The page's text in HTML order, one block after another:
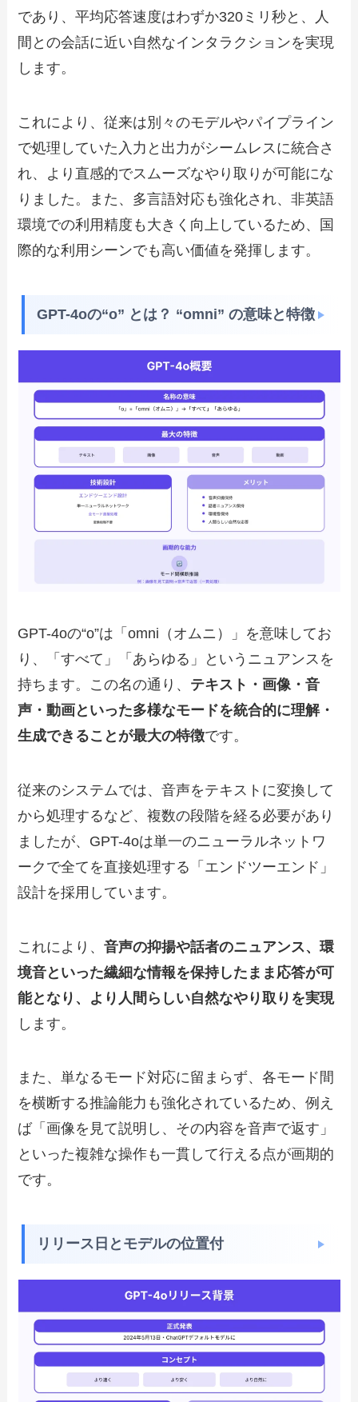
であり、平均応答速度はわずか320ミリ秒と、人
間との会話に近い自然なインタラクションを実現
します。
これにより、従来は別々のモデルやパイプライン
で処理していた入力と出力がシームレスに統合さ
れ、より直感的でスムーズなやり取りが可能にな
りました。また、多言語対応も強化され、非英語
環境での利用精度も大きく向上しているため、国
際的な利用シーンでも高い価値を発揮します。
GPT-4oの“o” とは？ “omni” の意味と特徴
GPT-4oの“o”は「omni（オムニ）」を意味してお
り、「すべて」「あらゆる」というニュアンスを
持ちます。この名の通り、 テキスト・画像・音
声・動画といった多様なモードを統合的に理解・
生成できることが最大の特徴です。
従来のシステムでは、音声をテキストに変換して
から処理するなど、複数の段階を経る必要があり
ましたが、GPT-4oは単一のニューラルネットワ
ークで全てを直接処理する「エンドツーエンド」
設計を採用しています。
これにより、音声の抑揚や話者のニュアンス、環
境音といった繊細な情報を保持したまま応答が可
能となり、より人間らしい自然なやり取りを実現
します。
また、単なるモード対応に留まらず、各モード間
を横断する推論能力も強化されているため、例え
ば「画像を見て説明し、その内容を音声で返す」
といった複雑な操作も一貫して行える点が画期的
です。
リリース日とモデルの位置付